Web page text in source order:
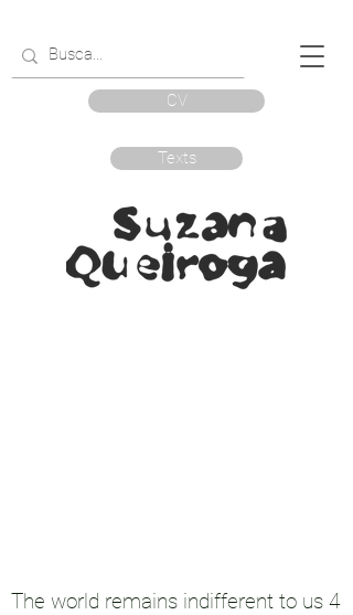
CV
Texts
The world remains indifferent to us 4